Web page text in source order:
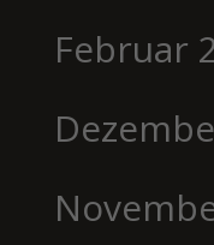
Februar